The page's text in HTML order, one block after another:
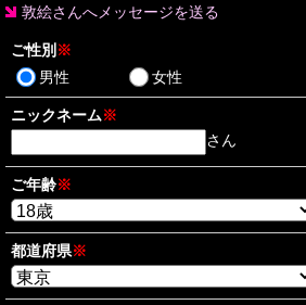
敦絵さんへメッセージを送る